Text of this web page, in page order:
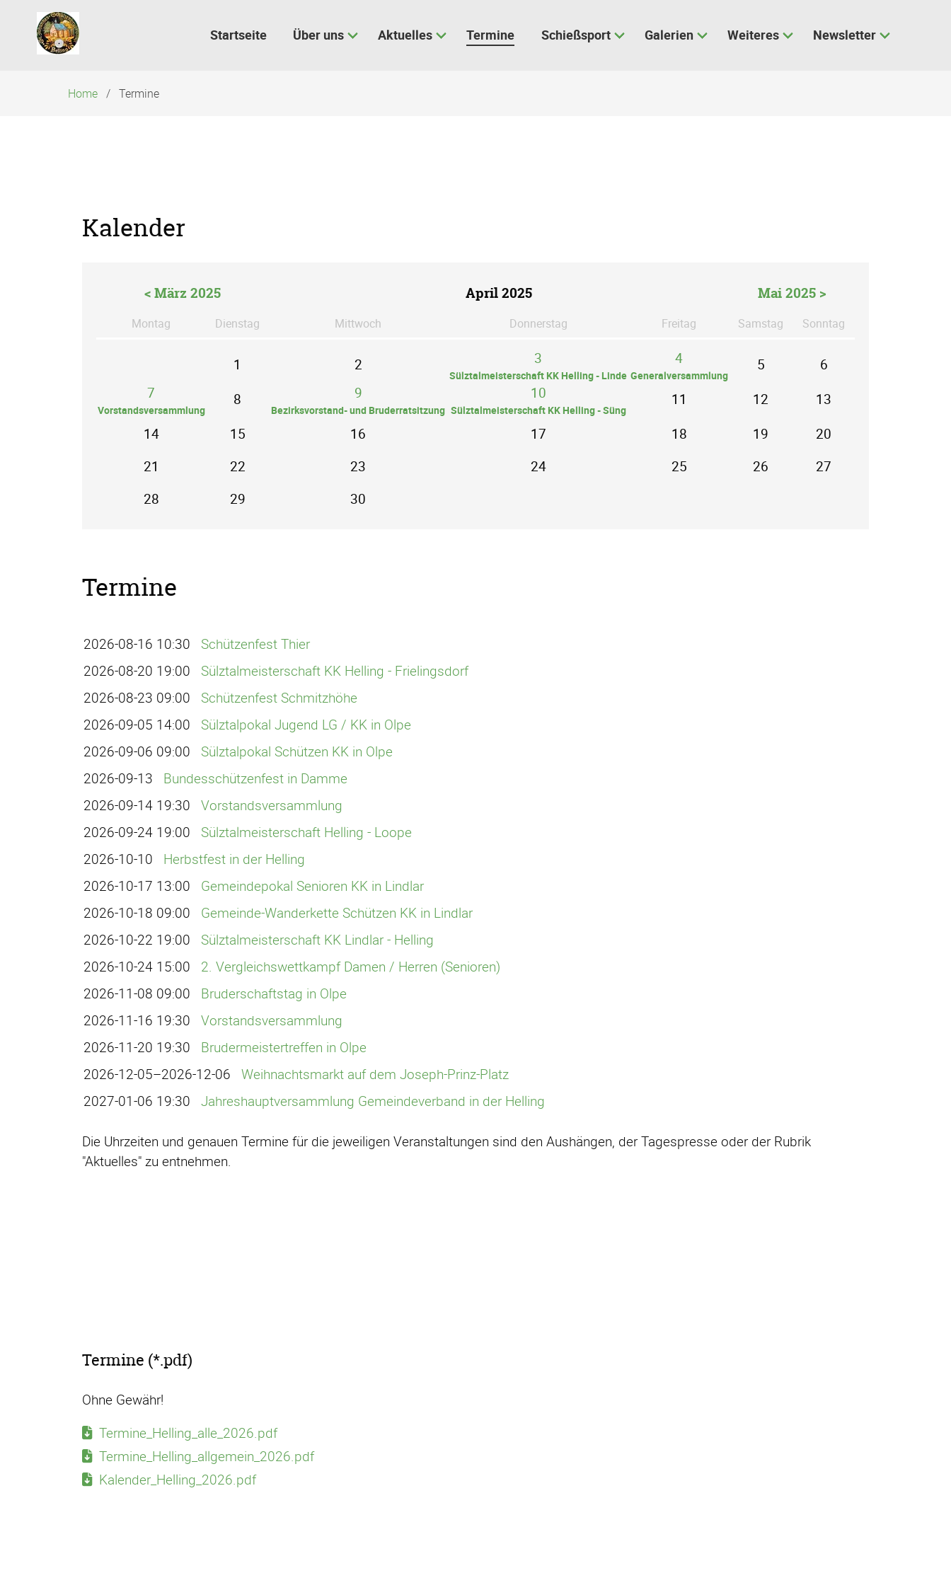
Navigation
überspringen
Startseite Über uns Aktuelles Termine Schießsport Galerien Weiteres Newsletter
Home Termine
Kalender
< März 2025 April 2025 Mai 2025 >
Montag Dienstag Mittwoch Donnerstag Freitag Samstag Sonntag
1 2 3
Sülztalmeisterschaft KK Helling - Linde
4
Generalversammlung
5
6
7
Vorstandsversammlung
8 9
Bezirksvorstand- und Bruderratsitzung
10
Sülztalmeisterschaft KK Helling - Süng
11 12
13
14
15 16 17 18 19
20
21
22 23 24 25 26
27
28
29 30
Termine
2026-08-16 10:30
Schützenfest Thier
2026-08-20 19:00
Sülztalmeisterschaft KK Helling - Frielingsdorf
2026-08-23 09:00
Schützenfest Schmitzhöhe
2026-09-05 14:00
Sülztalpokal Jugend LG / KK in Olpe
2026-09-06 09:00
Sülztalpokal Schützen KK in Olpe
2026-09-13
Bundesschützenfest in Damme
2026-09-14 19:30
Vorstandsversammlung
2026-09-24 19:00
Sülztalmeisterschaft Helling - Loope
2026-10-10
Herbstfest in der Helling
2026-10-17 13:00
Gemeindepokal Senioren KK in Lindlar
2026-10-18 09:00
Gemeinde-Wanderkette Schützen KK in Lindlar
2026-10-22 19:00
Sülztalmeisterschaft KK Lindlar - Helling
2026-10-24 15:00
2. Vergleichswettkampf Damen / Herren (Senioren)
2026-11-08 09:00
Bruderschaftstag in Olpe
2026-11-16 19:30
Vorstandsversammlung
2026-11-20 19:30
Brudermeistertreffen in Olpe
2026-12-05–2026-12-06
Weihnachtsmarkt auf dem Joseph-Prinz-Platz
2027-01-06 19:30
Jahreshauptversammlung Gemeindeverband in der Helling
Die Uhrzeiten und genauen Termine für die jeweiligen Veranstaltungen sind den Aushängen, der Tagespresse oder der Rubrik
"Aktuelles" zu entnehmen.
Termine (*.pdf)
Ohne Gewähr!
Termine_Helling_alle_2026.pdf
Termine_Helling_allgemein_2026.pdf
Kalender_Helling_2026.pdf